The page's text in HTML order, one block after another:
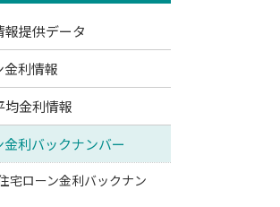
報提供データ
金利情報
均金利情報
利バックナンバー
宅ローン金利バックナン